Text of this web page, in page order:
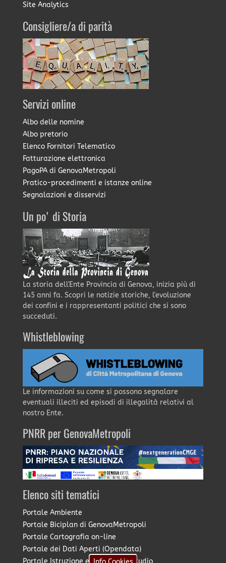
Site Analytics
Consigliere/a di parità
Servizi online
Albo delle nomine
Albo pretorio
Elenco Fornitori Telematico
Fatturazione elettronica
PagoPA di GenovaMetropoli
Pratico-procedimenti e istanze online
Segnalazioni e disservizi
Un po' di Storia
La storia dell'Ente Provincia di Genova, inizia più di
145 anni fa. Scopri le notizie storiche, l'evoluzione
dei confini e i rappresentanti politici che si sono
succeduti.
Whistleblowing
Le informazioni su come si possono segnalare
eventuali illeciti ed episodi di illegalità relativi al
nostro Ente.
PNRR per GenovaMetropoli
Elenco siti tematici
Portale Ambiente
Portale Biciplan di GenovaMetropoli
Portale Cartografia on-line
Portale dei Dati Aperti (Opendata)